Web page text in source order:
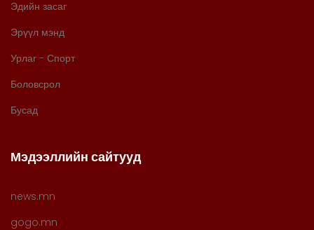
Эдийн засаг
Эрүүл мэнд
Урлаг - Спорт
Боловсрол
Бусад
Мэдээллийн сайтууд
news.mn
gogo.mn